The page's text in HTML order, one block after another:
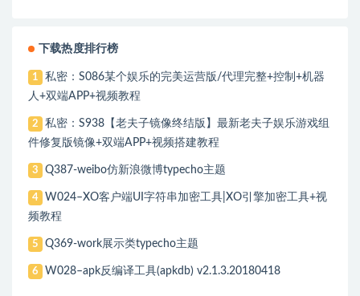
下载热度排行榜
1
私密：S086某个娱乐的完美运营版/代理完整+控制+机器
人+双端APP+视频教程
2
私密：S938【老夫子镜像终结版】最新老夫子娱乐游戏组
件修复版镜像+双端APP+视频搭建教程
3 Q387-weibo仿新浪微博typecho主题
4
W024–XO客户端UI字符串加密工具|XO引擎加密工具+视
频教程
5 Q369-work展示类typecho主题
6 W028–apk反编译工具(apkdb) v2.1.3.20180418